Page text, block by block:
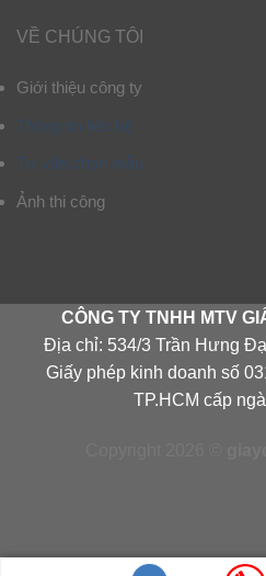
VỀ CHÚNG TÔI
Giới thiệu công ty
Thông tin liên hệ
Tư vấn chọn mẫu
Ảnh thi công
CÔNG TY TNHH MTV
Địa chỉ: 534/3 Trần Hưng
Giấy phép kinh doanh số
TP.HCM cấp